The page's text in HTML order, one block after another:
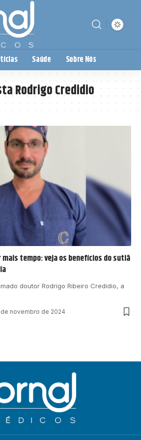
Saúde Sobre Nós
Rodrigo Credidio
tempo: veja os benefícios do sutiã
doutor Rodrigo Ribeiro Credidio, a
novembro de 2024